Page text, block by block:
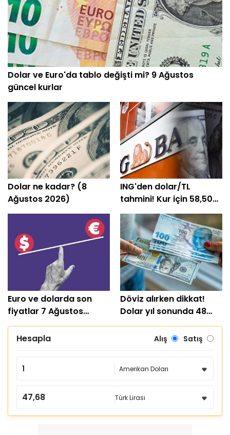
Dolar ve Euro'da tablo değişti mi? 9 Ağustos
güncel kurlar
Dolar ne kadar? (8
Ağustos 2026)
ING'den dolar/TL
tahmini! Kur için 58,50
seviyesi öngörüldü
Euro ve dolarda son
fiyatlar 7 Ağustos
güncel kurlar
Döviz alırken dikkat!
Dolar yıl sonunda 48
TL'yi görebilir
Hesapla
Alış Satış